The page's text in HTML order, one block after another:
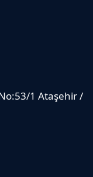
1 Ataşehir /